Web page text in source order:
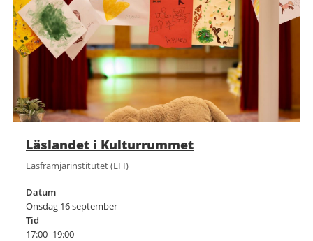
Läslandet i Kulturrummet
Läsfrämjarinstitutet (LFI)
Datum
Onsdag 16 september
Tid
17:00–19:00